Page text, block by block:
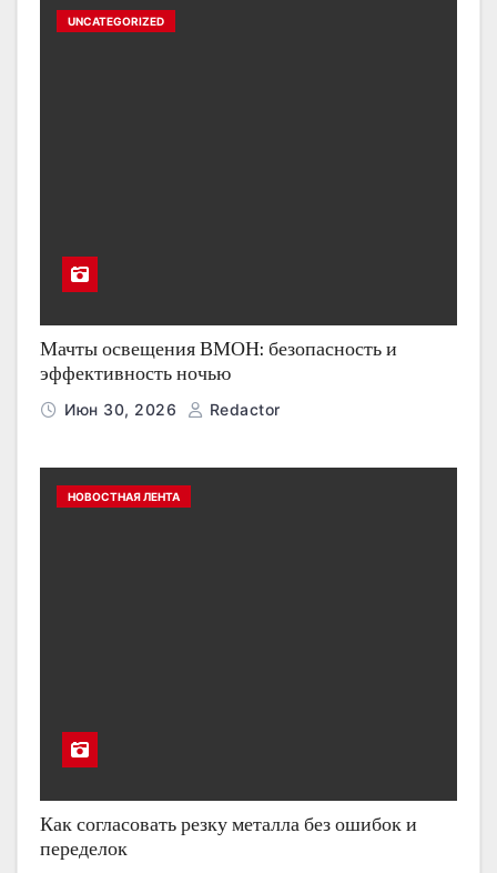
UNCATEGORIZED
Мачты освещения ВМОН: безопасность и
эффективность ночью
Июн 30, 2026 Redactor
НОВОСТНАЯ ЛЕНТА
Как согласовать резку металла без ошибок и
переделок